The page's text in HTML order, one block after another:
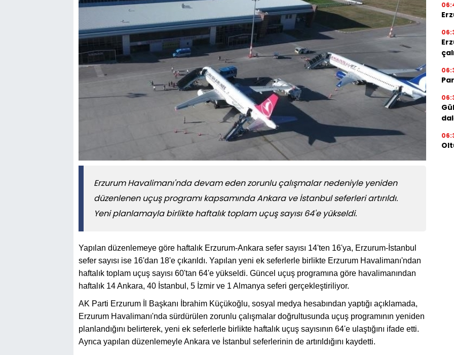
Erzurum Havalimanı'nda devam eden zorunlu çalışmalar nedeniyle yeniden
düzenlenen uçuş programı kapsamında Ankara ve İstanbul seferleri artırıldı.
Yeni planlamayla birlikte haftalık toplam uçuş sayısı 64'e yükseldi.
Yapılan düzenlemeye göre haftalık Erzurum-Ankara sefer sayısı 14'ten 16'ya, Erzurum-İstanbul
sefer sayısı ise 16'dan 18'e çıkarıldı. Yapılan yeni ek seferlerle birlikte Erzurum Havalimanı'ndan
haftalık toplam uçuş sayısı 60'tan 64'e yükseldi. Güncel uçuş programına göre havalimanından
haftalık 14 Ankara, 40 İstanbul, 5 İzmir ve 1 Almanya seferi gerçekleştiriliyor.
AK Parti Erzurum İl Başkanı İbrahim Küçükoğlu, sosyal medya hesabından yaptığı açıklamada,
Erzurum Havalimanı'nda sürdürülen zorunlu çalışmalar doğrultusunda uçuş programının yeniden
planlandığını belirterek, yeni ek seferlerle birlikte haftalık uçuş sayısının 64'e ulaştığını ifade etti.
Ayrıca yapılan düzenlemeyle Ankara ve İstanbul seferlerinin de artırıldığını kaydetti.